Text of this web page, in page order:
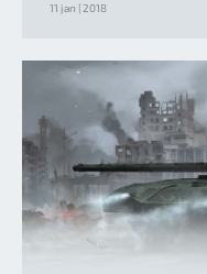
11 jan | 2018